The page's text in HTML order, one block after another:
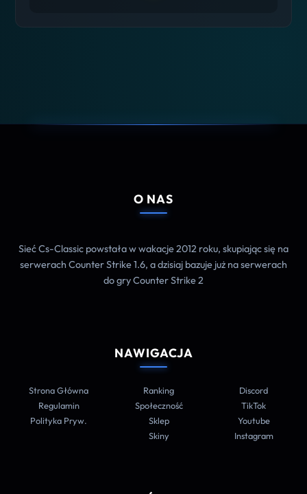
O NAS
Sieć Cs-Classic powstała w wakacje 2012 roku, skupiając się na
serwerach Counter Strike 1.6, a dzisiaj bazuje już na serwerach
do gry Counter Strike 2
NAWIGACJA
Strona Główna
Regulamin
Polityka Pryw.
Ranking
Społeczność
Sklep
Skiny
Discord
TikTok
Youtube
Instagram